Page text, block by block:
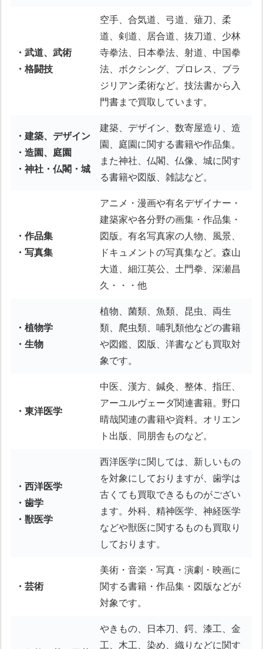
・武道、武術
・格闘技
空手、合気道、弓道、薙刀、柔
道、剣道、居合道、抜刀道、少林
寺拳法、日本拳法、射道、中国拳
法、ボクシング、プロレス、ブラ
ジリアン柔術など。技法書から入
門書まで買取しています。
・建築、デザイン
・造園、庭園
・神社・仏閣・城
建築、デザイン、数寄屋造り、造
園、庭園に関する書籍や作品集。
また神社、仏閣、仏像、城に関す
る書籍や図版、雑誌など。
・作品集
・写真集
アニメ・漫画や有名デザイナー・
建築家や各分野の画集・作品集・
図版。有名写真家の人物、風景、
ドキュメントの写真集など。森山
大道、細江英公、土門拳、深瀬昌
久・・・他
・植物学
・生物
植物、菌類、魚類、昆虫、両生
類、爬虫類、哺乳類他などの書籍
や図鑑、図版、洋書なども買取対
象です。
・東洋医学
中医、漢方、鍼灸、整体、指圧、
アーユルヴェーダ関連書籍。野口
晴哉関連の書籍や資料。オリエン
ト出版、同朋舎ものなど。
・西洋医学
・歯学
・獣医学
西洋医学に関しては、新しいもの
を対象にしておりますが、歯学は
古くても買取できるものがござい
ます。外科、精神医学、神経医学
などや獣医に関するものも買取り
しております。
・芸術
美術・音楽・写真・演劇・映画に
関する書籍・作品集・図版などが
対象です。
やきもの、日本刀、鍔、漆工、金
工、木工、染め、織りなどに関す